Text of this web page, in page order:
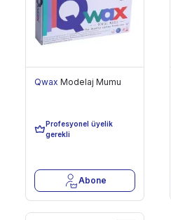
Qwax Modelaj Mumu
Profesyonel üyelik
gerekli
Son 10 Adet
Abone